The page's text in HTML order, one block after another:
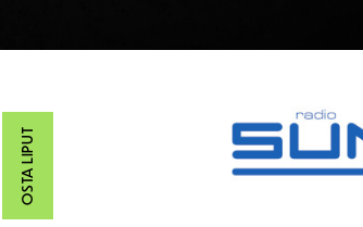
OSTA LIPUT